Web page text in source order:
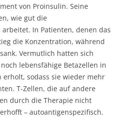
von Proinsulin. Seine
wie gut die
In Patienten, denen das
die Konzentration, während
Vermutlich hatten sich
lebensfähige Betazellen in
sodass sie wieder mehr
T-Zellen, die auf andere
durch die Therapie nicht
– autoantigenspezifisch.